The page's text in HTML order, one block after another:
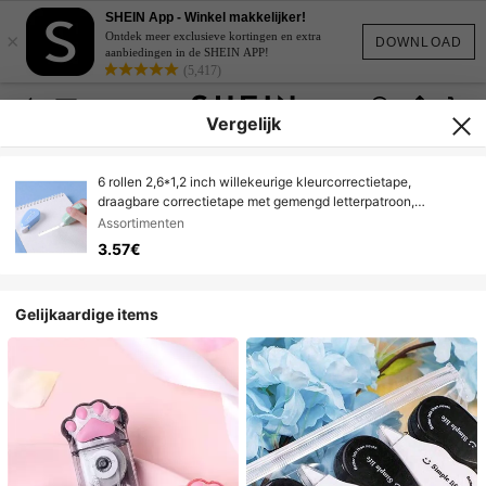
DOWNLOAD
×
SHEIN App - Winkel makkelijker!
Ontdek meer exclusieve kortingen en extra
aanbiedingen in de SHEIN APP!
(5,417)
Vergelijk
6 rollen 2,6*1,2 inch willekeurige kleurcorrectietape,
draagbare correctietape met gemengd letterpatroon,
praktische kantoorbenodigdheden voor correctie, geschikt
voor studenten, schoolleren, kantoorcorrectie
Assortimenten
3.57€
Gelijkaardige items